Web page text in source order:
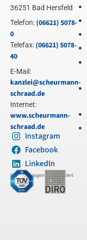
36251 Bad Hersfeld
Telefon: (06621) 5078-
0
Telefax: (06621) 5078-
40
E-Mail:
kanzlei@scheurmann-
schraad.de
Internet:
www.scheurmann-
schraad.de
Instagram
Facebook
LinkedIn
Kanzleimanagement zertifiziert